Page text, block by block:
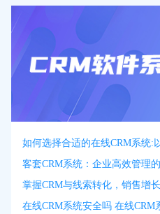
如何选择合适的在线CRM系统:
客套CRM系统：企业高效管理
掌握CRM与线索转化，销售增
在线CRM系统安全吗 在线CRM